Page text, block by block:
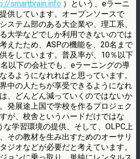
smartbrain.info ）という、eラーニ
供しています。オープンソースで
ステム部のある大企業や、理工系、
大学などでしか利用できないのでは
えたため、ASPの機能を、20名まで
をしています。普及率が、10％以下
以下の会社でも、eラーニングの導
るようになれればと思っています。
中の人たちが享受できるようになれ
、どんどん減っていくのではないか
発展途上国で学校を作るプロジェク
が、校舎というハードだけではな
な学習環境の提供、そして、OLPC上
その教材を生み出すためのオーサリ
ジオなどが必要だと考えています。
ョンに乗っ取り、単純にレンタルス